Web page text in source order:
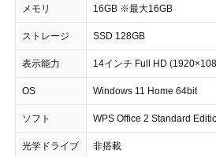
メモリ 16GB ※最大16GB
ストレージ SSD 128GB
表示能力 14インチ Full HD
OS Windows 11 Home 64bit
ソフト WPS Office 2 Standard
光学ドライブ 非搭載